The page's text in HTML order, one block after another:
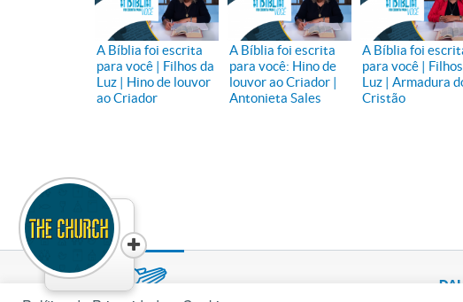
A Bíblia foi escrita
para você | Filhos da
Luz | Hino de louvor
ao Criador
A Bíblia foi escrita
para você: Hino de
louvor ao Criador |
Antonieta Sales
A Bíblia foi
para você |
Luz | Armadura
Cristão